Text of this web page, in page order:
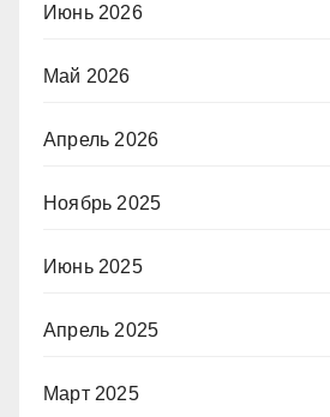
Июнь 2026
Май 2026
Апрель 2026
Ноябрь 2025
Июнь 2025
Апрель 2025
Март 2025